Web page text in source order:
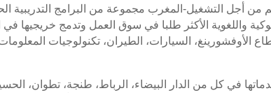
أجل التشغيل-المغرب مجموعة من البرامج التدريبية
واللغوية الأكثر طلبا في سوق العمل وتدمج خريجيها
الأوفشورينغ، السيارات، الطيران، تكنولوجيات المعلومات
في كل من الدار البيضاء، الرباط، طنجة، تطوان،